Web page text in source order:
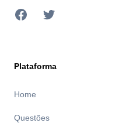
Facebook
Twitter
Plataforma
Home
Questões